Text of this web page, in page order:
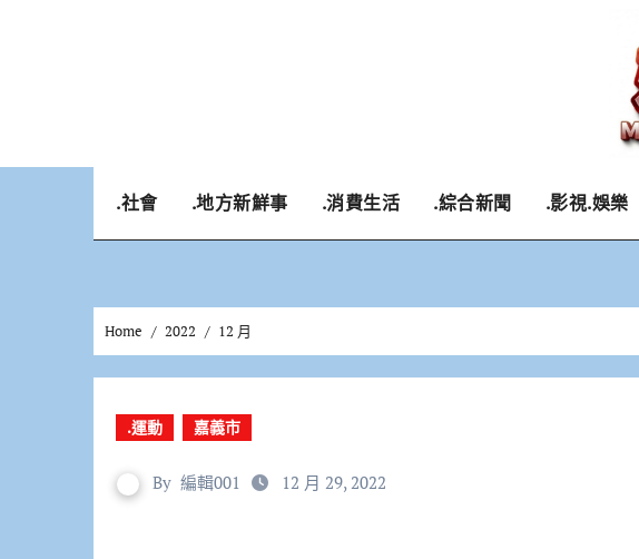
.社會 .地方新鮮事 .消費生活 .綜合新聞 .影視.娛樂
Home 2022 12 月
.運動 嘉義市
By 編輯001 12 月 29, 2022